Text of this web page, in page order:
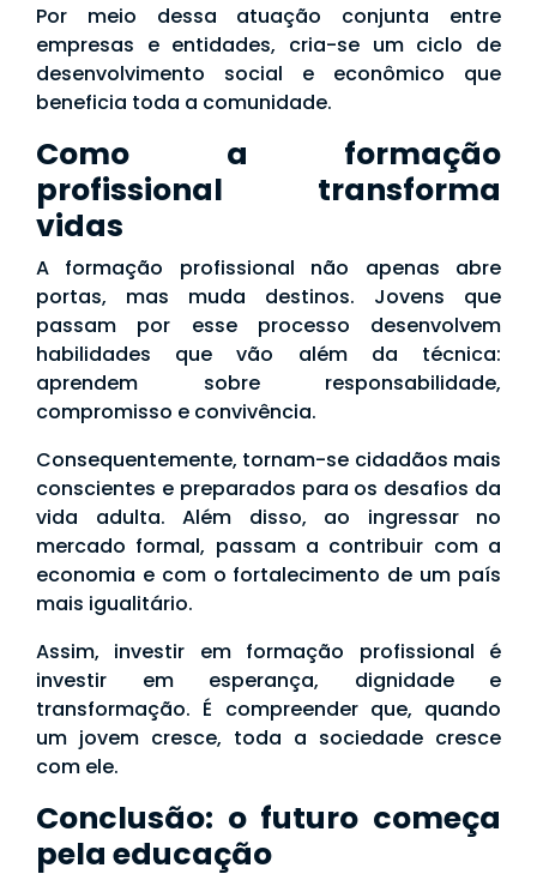
Por meio dessa atuação conjunta entre
empresas e entidades, cria-se um ciclo de
desenvolvimento social e econômico que
beneficia toda a comunidade.
Como a formação
profissional transforma
vidas
A formação profissional não apenas abre
portas, mas muda destinos. Jovens que
passam por esse processo desenvolvem
habilidades que vão além da técnica:
aprendem sobre responsabilidade,
compromisso e convivência.
Consequentemente, tornam-se cidadãos mais
conscientes e preparados para os desafios da
vida adulta. Além disso, ao ingressar no
mercado formal, passam a contribuir com a
economia e com o fortalecimento de um país
mais igualitário.
Assim, investir em formação profissional é
investir em esperança, dignidade e
transformação. É compreender que, quando
um jovem cresce, toda a sociedade cresce
com ele.
Conclusão: o futuro começa
pela educação